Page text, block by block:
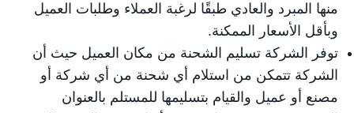
منها المبرد والعادي طبقًا لرغبة العملاء وطلبات العميل
وبأقل الأسعار الممكنة.
توفر الشركة تسليم الشحنة من مكان العميل حيث أن
الشركة تتمكن من استلام أي شحنة من أي شركة أو
مصنع أو عميل والقيام بتسليمها للمستلم بالعنوان